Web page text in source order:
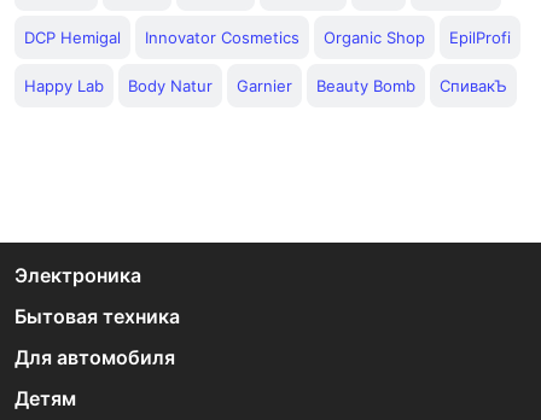
DCP Hemigal Innovator Cosmetics Organic Shop EpilProfi
Happy Lab Body Natur Garnier Beauty Bomb СпивакЪ
Электроника
Бытовая техника
Для автомобиля
Детям